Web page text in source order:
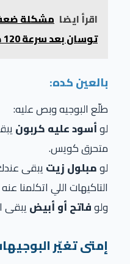
اقرأ ايضا مشكلة
توسان بعد سرعة 120 كم/ساعة
بالعين كده:
طلّع البوجيه وبص عليه:
لوأسود عليه كربون
متحرق كويس.
لومبلول زيتيبقى
التاكيهات اللي اتكلمنا
ولوفاتح أو أبيضيبقى
إمتى تغيّر